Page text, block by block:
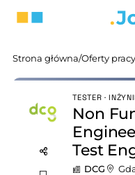
Strona główna/Oferty
TESTER ·
Non
Test
DCG